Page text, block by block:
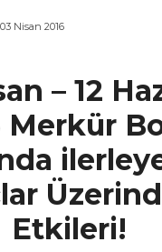
03 Nisan 2016
– 12
Merkür
Etkileri!